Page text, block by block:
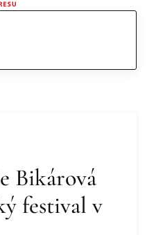
Bikárová
festival v